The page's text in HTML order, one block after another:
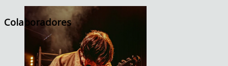
Colaboradores